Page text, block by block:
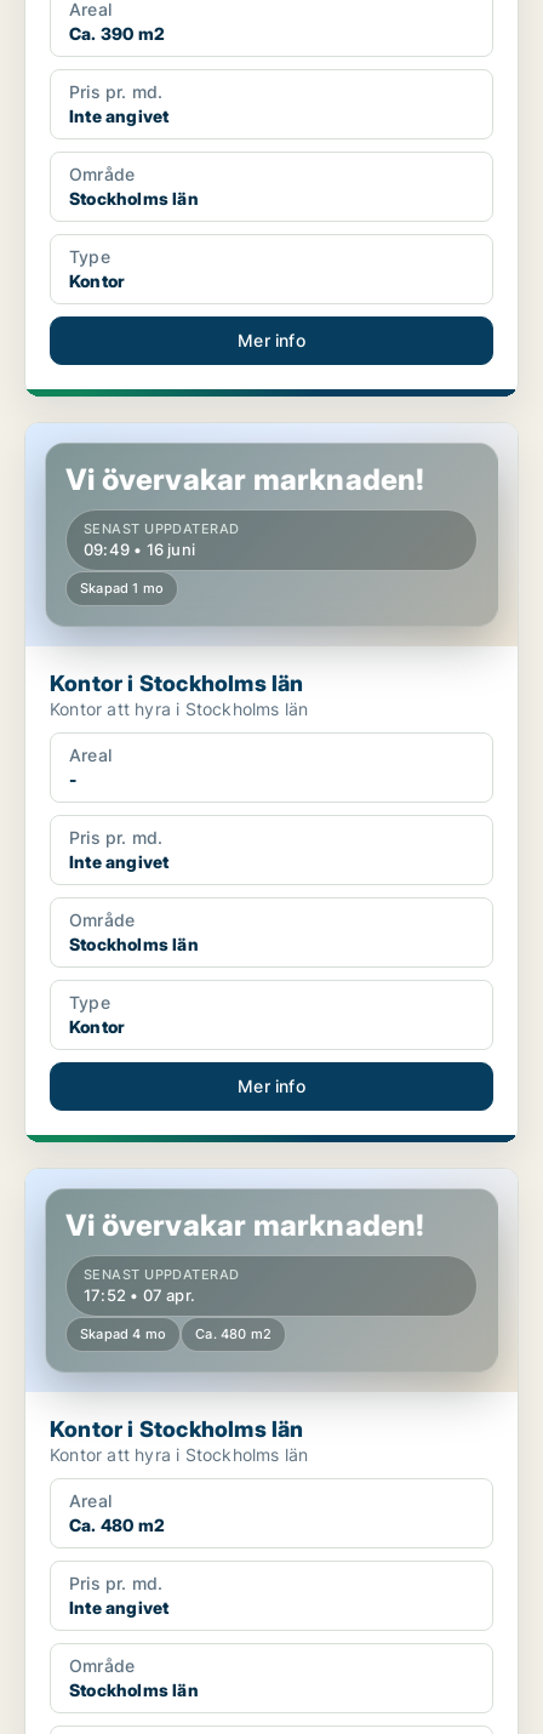
Areal
Ca. 390 m2
Pris pr. md.
Inte angivet
Område
Stockholms län
Type
Kontor
Mer info
Kontor i Stockholms län
Vi övervakar marknaden!
SENAST UPPDATERAD
09:49 • 16 juni
Skapad 1 mo
Kontor i Stockholms län
Kontor att hyra i Stockholms län
Areal
-
Pris pr. md.
Inte angivet
Område
Stockholms län
Type
Kontor
Mer info
Kontor i Stockholms län
Vi övervakar marknaden!
SENAST UPPDATERAD
17:52 • 07 apr.
Skapad 4 mo Ca. 480 m2
Kontor i Stockholms län
Kontor att hyra i Stockholms län
Areal
Ca. 480 m2
Pris pr. md.
Inte angivet
Område
Stockholms län